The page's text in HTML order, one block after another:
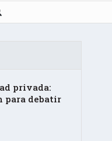
privada:
para debatir